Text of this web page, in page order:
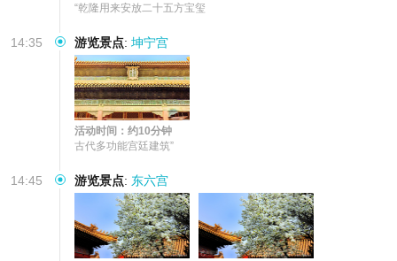
“乾隆用来安放二十五方宝玺
14:35 游览景点: 坤宁宫
活动时间：约10分钟
古代多功能宫廷建筑”
14:45 游览景点: 东六宫